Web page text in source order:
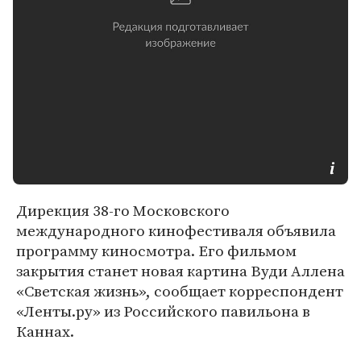
Дирекция 38-го Московского
международного кинофестиваля объявила
программу киносмотра. Его фильмом
закрытия станет новая картина Вуди Аллена
«Светская жизнь», сообщает корреспондент
«Ленты.ру» из Российского павильона в
Каннах.